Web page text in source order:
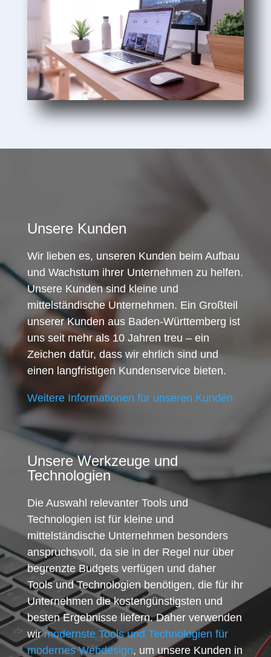
Unsere Kunden
Wir lieben es, unseren Kunden beim Aufbau
und Wachstum ihrer Unternehmen zu helfen.
Unsere Kunden sind kleine und
mittelständische Unternehmen. Ein Großteil
unserer Kunden aus Baden-Württemberg ist
uns seit mehr als 10 Jahren treu – ein
Zeichen dafür, dass wir ehrlich sind und
einen langfristigen Kundenservice bieten.
Weitere Informationen für unseren Kunden
Unsere Werkzeuge und
Technologien
Die Auswahl relevanter Tools und
Technologien ist für kleine und
mittelständische Unternehmen besonders
anspruchsvoll, da sie in der Regel nur über
begrenzte Budgets verfügen und daher
Tools und Technologien benötigen, die für ihr
Unternehmen die kostengünstigsten und
besten Ergebnisse liefern. Daher verwenden
wirmodernste Tools und Technologien für
modernes Webdesign, um unsere Kunden in